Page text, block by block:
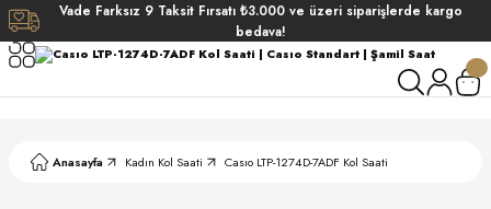
Vade Farksız 9 Taksit Fırsatı ₺3.000 ve üzeri siparişlerde kargo
bedava!
Anasayfa Kadın Kol Saati Casıo LTP-1274D-7ADF Kol Saati